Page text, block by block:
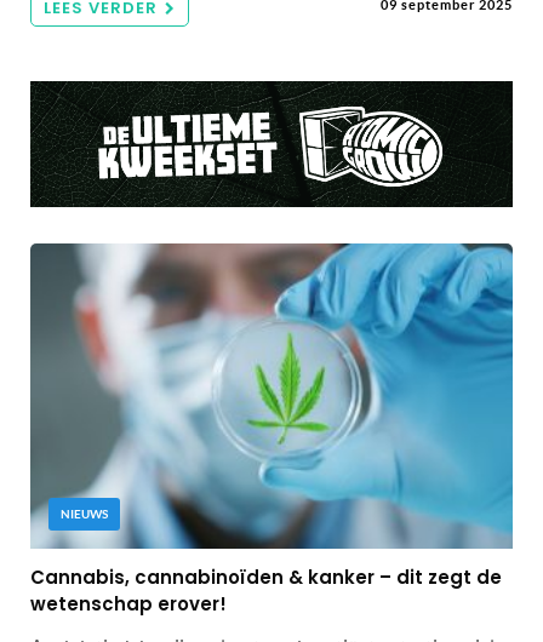
LEES VERDER 09 september 2025
NIEUWS
Cannabis, cannabinoïden & kanker – dit zegt de
wetenschap erover!